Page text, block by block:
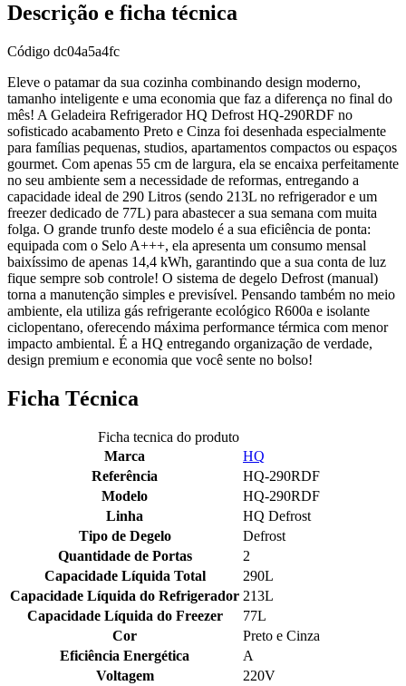
Descrição e ficha técnica
Código dc04a5a4fc
Eleve o patamar da sua cozinha combinando design moderno,
tamanho inteligente e uma economia que faz a diferença no final do
mês! A Geladeira Refrigerador HQ Defrost HQ-290RDF no
sofisticado acabamento Preto e Cinza foi desenhada especialmente
para famílias pequenas, studios, apartamentos compactos ou espaços
gourmet. Com apenas 55 cm de largura, ela se encaixa perfeitamente
no seu ambiente sem a necessidade de reformas, entregando a
capacidade ideal de 290 Litros (sendo 213L no refrigerador e um
freezer dedicado de 77L) para abastecer a sua semana com muita
folga. O grande trunfo deste modelo é a sua eficiência de ponta:
equipada com o Selo A+++, ela apresenta um consumo mensal
baixíssimo de apenas 14,4 kWh, garantindo que a sua conta de luz
fique sempre sob controle! O sistema de degelo Defrost (manual)
torna a manutenção simples e previsível. Pensando também no meio
ambiente, ela utiliza gás refrigerante ecológico R600a e isolante
ciclopentano, oferecendo máxima performance térmica com menor
impacto ambiental. É a HQ entregando organização de verdade,
design premium e economia que você sente no bolso!
Ficha Técnica
Ficha tecnica do produto
Marca
HQ
Referência
HQ-290RDF
Modelo
HQ-290RDF
Linha
HQ Defrost
Tipo de Degelo
Defrost
Quantidade de Portas
2
Capacidade Líquida Total
290L
Capacidade Líquida do Refrigerador 213L
Capacidade Líquida do Freezer
77L
Cor
Preto e Cinza
Eficiência Energética
A
Voltagem
220V